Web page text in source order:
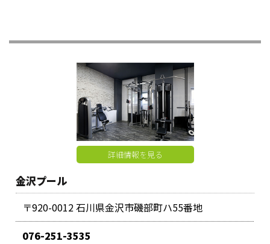
詳細情報を見る
金沢プール
〒920-0012 石川県金沢市磯部町ハ55番地
076-251-3535